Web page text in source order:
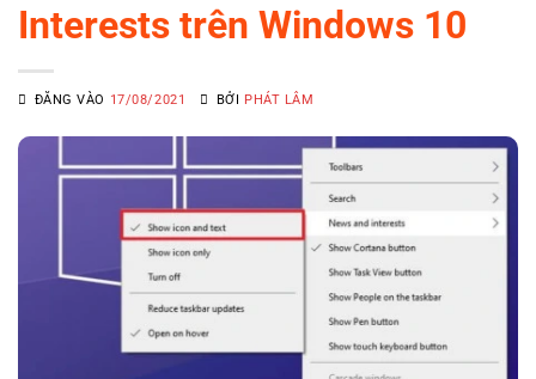
Interests trên Windows 10
ĐĂNG VÀO 17/08/2021 BỞI PHÁT LÂM